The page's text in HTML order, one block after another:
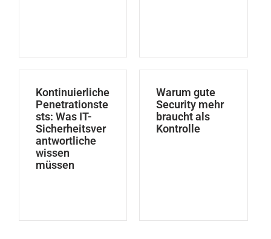
Kontinuierliche
Penetrationste
sts: Was IT-
Sicherheitsver
antwortliche
wissen
müssen
Warum gute
Security mehr
braucht als
Kontrolle